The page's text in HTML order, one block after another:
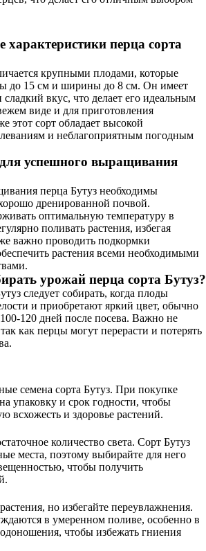
перца сорта
крупными плодами, которые
до 15 см и ширины до 8 см. Он имеет
вкус, что делает его идеальным
виде и для приготовления
этот сорт обладает высокой
и неблагоприятным погодным
успешного выращивания
перца Бутуз необходимы
дренированной почвой.
оптимальную температуру в
поливать растения, избегая
важно проводить подкормки
растения всеми необходимыми
урожай перца сорта Бутуз?
следует собирать, когда плоды
и приобретают яркий цвет, обычно
120 дней после посева. Важно не
как перцы могут перерасти и потерять
семена сорта Бутуз. При покупке
упаковку и срок годности, чтобы
всхожесть и здоровье растений.
количество света. Сорт Бутуз
места, поэтому выбирайте для него
чтобы получить
но избегайте переувлажнения.
в умеренном поливе, особенно в
чтобы избежать гниения